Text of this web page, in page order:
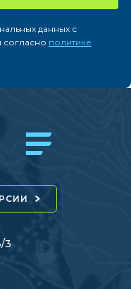
данных с
согласно политике
3